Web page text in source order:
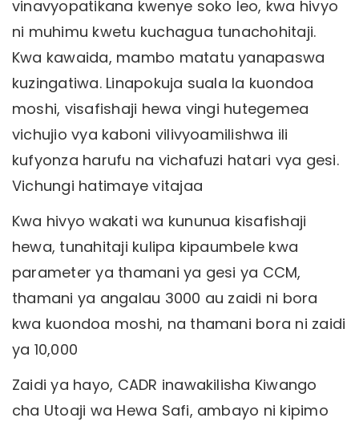
vinavyopatikana kwenye soko leo, kwa hivyo
ni muhimu kwetu kuchagua tunachohitaji.
Kwa kawaida, mambo matatu yanapaswa
kuzingatiwa. Linapokuja suala la kuondoa
moshi, visafishaji hewa vingi hutegemea
vichujio vya kaboni vilivyoamilishwa ili
kufyonza harufu na vichafuzi hatari vya gesi.
Vichungi hatimaye vitajaa
Kwa hivyo wakati wa kununua kisafishaji
hewa, tunahitaji kulipa kipaumbele kwa
parameter ya thamani ya gesi ya CCM,
thamani ya angalau 3000 au zaidi ni bora
kwa kuondoa moshi, na thamani bora ni zaidi
ya 10,000
Zaidi ya hayo, CADR inawakilisha Kiwango
cha Utoaji wa Hewa Safi, ambayo ni kipimo